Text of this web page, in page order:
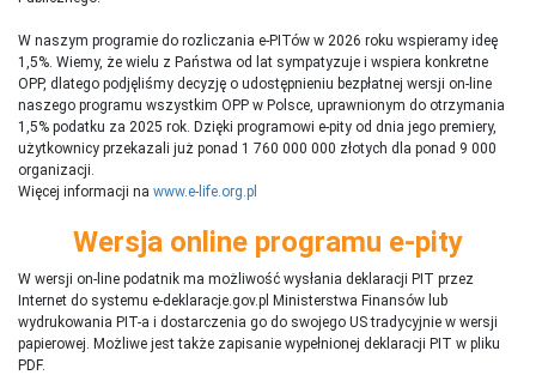
W naszym programie do rozliczania e-PITów w 2026 roku wspieramy ideę
1,5%. Wiemy, że wielu z Państwa od lat sympatyzuje i wspiera konkretne
OPP, dlatego podjęliśmy decyzję o udostępnieniu bezpłatnej wersji on-line
naszego programu wszystkim OPP w Polsce, uprawnionym do otrzymania
1,5% podatku za 2025 rok. Dzięki programowi e-pity od dnia jego premiery,
użytkownicy przekazali już ponad 1 760 000 000 złotych dla ponad 9 000
organizacji.
Więcej informacji na www.e-life.org.pl
Wersja online programu e-pity
W wersji on-line podatnik ma możliwość wysłania deklaracji PIT przez
Internet do systemu e-deklaracje.gov.pl Ministerstwa Finansów lub
wydrukowania PIT-a i dostarczenia go do swojego US tradycyjnie w wersji
papierowej. Możliwe jest także zapisanie wypełnionej deklaracji PIT w pliku
PDF.